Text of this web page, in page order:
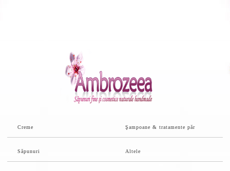
Creme Şampoane & tratamente păr
Săpunuri Altele